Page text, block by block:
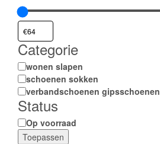
Categorie
Categorie
wonen slapen
schoenen sokken
verbandschoenen gipsschoenen
Status
Status
Op voorraad
Toepassen